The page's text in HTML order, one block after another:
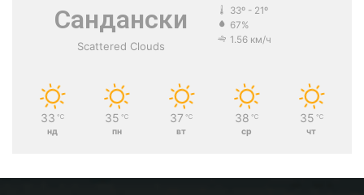
Сандански
Scattered Clouds
33º - 21º
67%
1.56 км/ч
33 ℃
нд
35 ℃
пн
37 ℃
вт
38 ℃
ср
35 ℃
чт